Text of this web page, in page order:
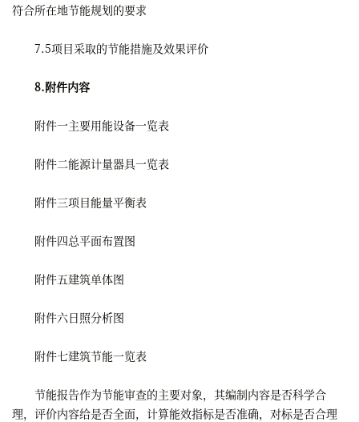
符合所在地节能规划的要求
7.5项目采取的节能措施及效果评价
8.附件内容
附件一主要用能设备一览表
附件二能源计量器具一览表
附件三项目能量平衡表
附件四总平面布置图
附件五建筑单体图
附件六日照分析图
附件七建筑节能一览表
节能报告作为节能审查的主要对象，其编制内容是否科学合
理，评价内容给是否全面，计算能效指标是否准确，对标是否合理